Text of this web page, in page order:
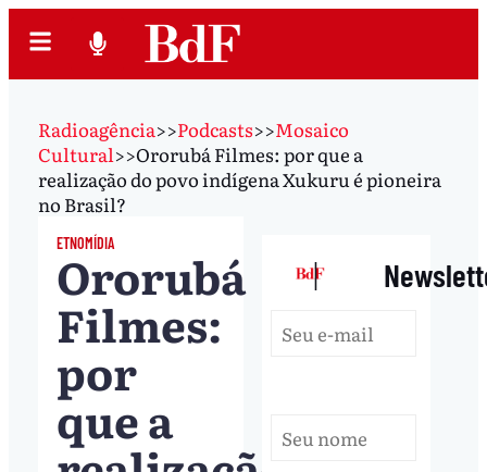
Radioagência>>Podcasts>>Mosaico
Cultural>>Ororubá Filmes: por que a
realização do povo indígena Xukuru é pioneira
no Brasil?
ETNOMÍDIA
Ororubá
Filmes:
por
que a
|